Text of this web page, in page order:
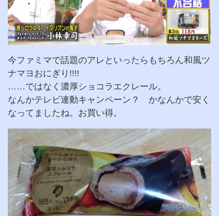
今ファミマで話題のアレといったらもちろん和風ツ
ナマヨおにぎり!!!!
……ではなく濃厚ショコラエクレール。
なんかテレビ連動キャンペーン？ かなんかで安く
なってましたね。お買い得。